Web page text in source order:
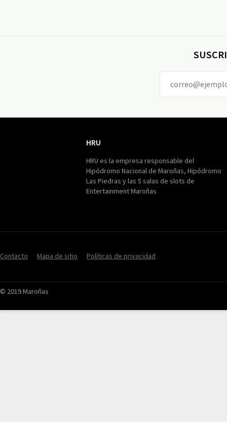
HRU
HRU es la empresa responsable del
Hipódromo Nacional de Maroñas, Hipódromo
Las Piedras y las 5 salas de slots de
Entertainment Maroñas
Contacto Mapa de sitio Políticas de privacidad
© 2019 Maroñas